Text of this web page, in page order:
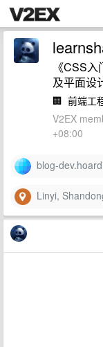
《CSS
及平面设
🏢 前端工
V2EX
+08:00
blog-
Linyi,